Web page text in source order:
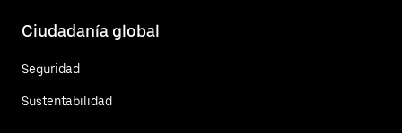
Ciudadanía global
Seguridad
Sustentabilidad